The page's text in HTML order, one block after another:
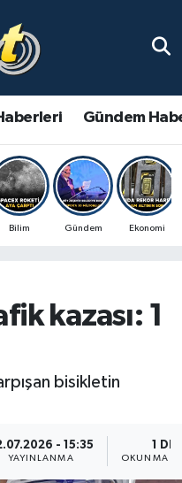
Gündem
Bilim Gündem Ekonomi
kazası: 1
bisikletin
- 15:35
YAYINLANMA
1 DK
OKUNMA